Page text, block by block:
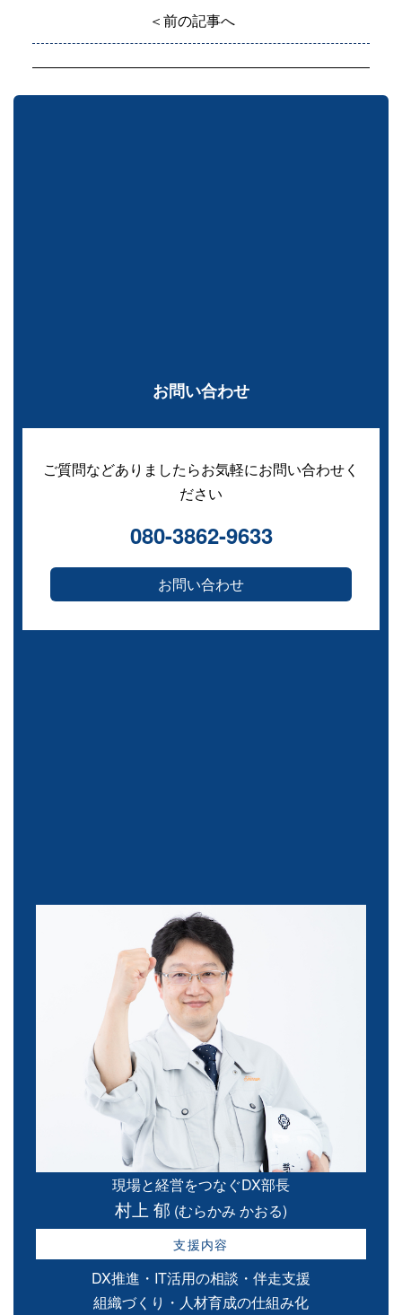
＜前の記事へ
お問い合わせ
ご質問などありましたらお気軽にお問い合わせく
ださい
080-3862-9633
お問い合わせ
現場と経営をつなぐDX部長
村上 郁 (むらかみ かおる)
支援内容
DX推進・IT活用の相談・伴走支援
組織づくり・人材育成の仕組み化